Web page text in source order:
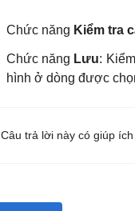
Chức năng Kiểm tra
Chức năng Lưu:
hình ở dòng được
Câu trả lời này có giúp